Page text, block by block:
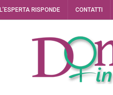
L’ESPERTA RISPONDE CONTATTI